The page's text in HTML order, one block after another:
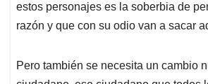
estos personajes es la soberbia de
razón y que con su odio van a sacar
Pero también se necesita un cambio